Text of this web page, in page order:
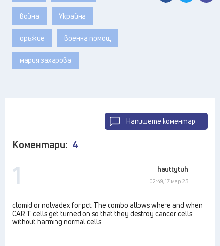
война Украйна
оръжие военна помощ
мария захарова
Напишете коментар
Коментари: 4
1 hauttytuh
02:49, 17 мар 23
clomid or nolvadex for pct The combo allows where and when
CAR T cells get turned on so that they destroy cancer cells
without harming normal cells